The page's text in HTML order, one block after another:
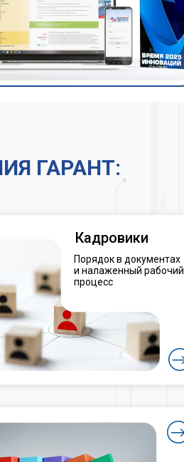
ГАРАНТ:
Кадровики
Порядок в документах
и налаженный рабочий
процесс